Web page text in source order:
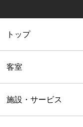
トップ
客室
施設・サービス